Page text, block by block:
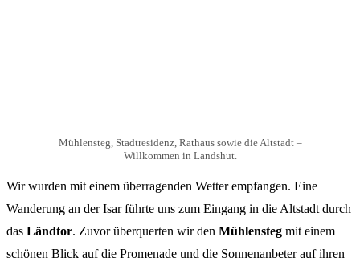
Mühlensteg, Stadtresidenz, Rathaus sowie die Altstadt –
Willkommen in Landshut.
Wir wurden mit einem überragenden Wetter empfangen. Eine
Wanderung an der Isar führte uns zum Eingang in die Altstadt durch
das Ländtor. Zuvor überquerten wir den Mühlensteg mit einem
schönen Blick auf die Promenade und die Sonnenanbeter auf ihren